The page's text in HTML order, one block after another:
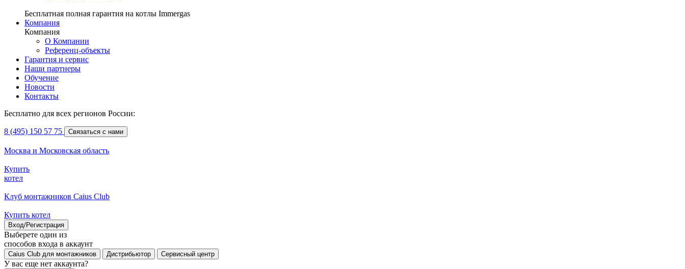
Бесплатная полная гарантия на котлы Immergas
Компания
Компания
О Компании
Референц-объекты
Гарантия и сервис
Наши партнеры
Обучение
Новости
Контакты
Бесплатно для всех регионов России:
8 (495) 150 57 75 Связаться с нами
Москва и Московская область
Купить
котел
Клуб монтажников Caius Club
Купить котел
Вход/Регистрация
Выберете один из
способов входа в аккаунт
Caius Club для монтажников Дистрибьютор Сервисный центр
У вас еще нет аккаунта?